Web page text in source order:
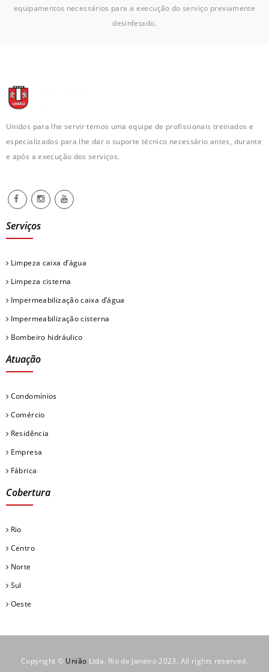
equipamentos necessários para a execução do serviço previamente
desinfetado.
Unidos para lhe servir temos uma equipe de profissionais treinados e
especializados para lhe dar o suporte técnico necessário antes, durante
e após a execução dos serviços.
Serviços
Limpeza caixa d’água
Limpeza cisterna
Impermeabilização caixa d’água
Impermeabilização cisterna
Bombeiro hidráulico
Atuação
Condomínios
Comércio
Residência
Empresa
Fábrica
Cobertura
Rio
Centro
Norte
Sul
Oeste
Copyright © União Ltda. Rio de Janeiro 2023. All rights reserved.